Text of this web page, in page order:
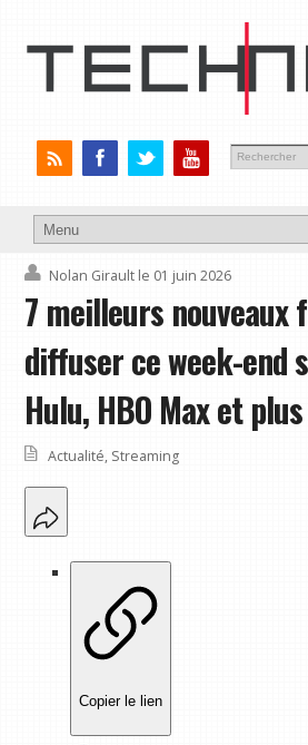
Nolan Girault le 01 juin 2026
7 meilleurs nouveaux
diffuser ce week-end
Hulu, HBO Max et
Actualité, Streaming
Copier le lien